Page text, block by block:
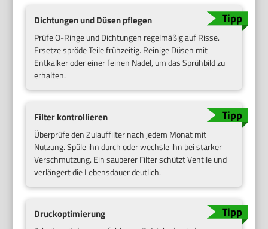
Dichtungen und Düsen pflegen
Prüfe O-Ringe und Dichtungen regelmäßig auf Risse.
Ersetze spröde Teile frühzeitig. Reinige Düsen mit
Entkalker oder einer feinen Nadel, um das Sprühbild zu
erhalten.
Filter kontrollieren
Überprüfe den Zulauffilter nach jedem Monat mit
Nutzung. Spüle ihn durch oder wechsle ihn bei starker
Verschmutzung. Ein sauberer Filter schützt Ventile und
verlängert die Lebensdauer deutlich.
Druckoptimierung